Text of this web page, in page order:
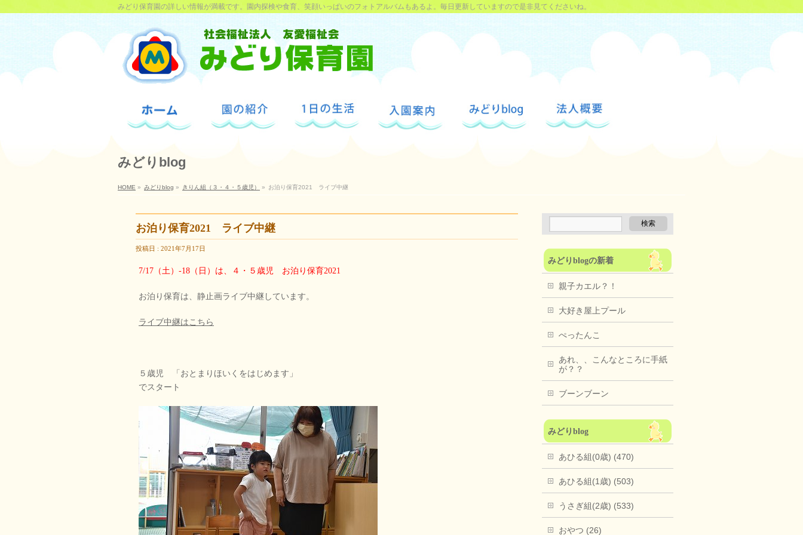
みどり保育園の詳しい情報が満載です。園内探検や食育、笑顔いっぱいのフォトアルバムもあるよ。毎日更新していますので是非見てくださいね。
みどりblog
HOME » みどりblog » きりん組（３・４・５歳児） » お泊り保育2021 ライブ中継
お泊り保育2021 ライブ中継
投稿日 : 2021年7月17日
7/17（土）-18（日）は、４・５歳児 お泊り保育2021
お泊り保育は、静止画ライブ中継しています。
ライブ中継はこちら
５歳児 「おとまりほいくをはじめます」
でスタート
みどりblogの新着
親子カエル？！
大好き屋上プール
ぺったんこ
あれ、、こんなところに手紙
が？？
ブーンブーン
みどりblog
あひる組(0歳) (470)
あひる組(1歳) (503)
うさぎ組(2歳) (533)
おやつ (26)